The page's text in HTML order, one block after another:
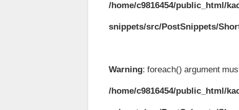
/home/c9816454/public_html/
snippets/src/PostSnippets/
Warning: foreach() argument
/home/c9816454/public_html/